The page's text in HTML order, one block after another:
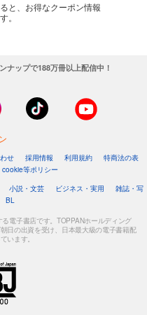
と、お得なクーポン情報
。
ナップで188万冊以上配信中！
せ 採用情報 利用規約
特商法の表
cookie等ポリシー
小説・文芸 ビジネス・実用
雑誌・写
BL
電子書店です。TOPPANホールディング
日の出資を受け、日本最大級の電子書籍配
います。